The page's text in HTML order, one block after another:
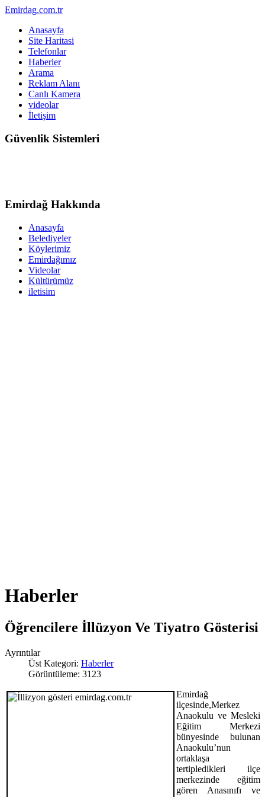
Emirdag.com.tr
Anasayfa
Site Haritasi
Telefonlar
Haberler
Arama
Reklam Alanı
Canlı Kamera
videolar
İletişim
Güvenlik Sistemleri
Emirdağ Hakkında
Anasayfa
Belediyeler
Köylerimiz
Emirdağımız
Videolar
Kültürümüz
iletisim
Haberler
Öğrencilere İllüzyon Ve Tiyatro Gösterisi
Ayrıntılar
Üst Kategori: Haberler
Görüntüleme: 3123
Emirdağ
ilçesinde,Merkez
Anaokulu ve Mesleki
Eğitim Merkezi
bünyesinde bulunan
Anaokulu’nun
ortaklaşa
tertipledikleri ilçe
merkezinde eğitim
gören Anasınıfı ve